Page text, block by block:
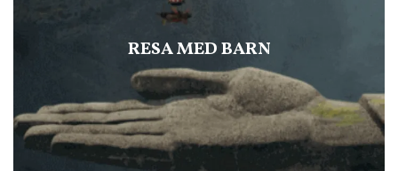
RESA MED BARN